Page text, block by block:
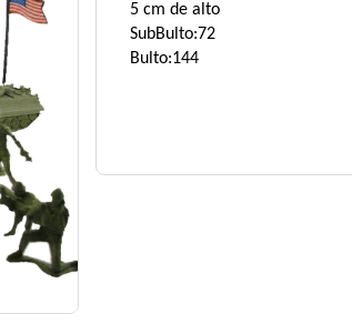
5 cm de alto
SubBulto:72
Bulto:144